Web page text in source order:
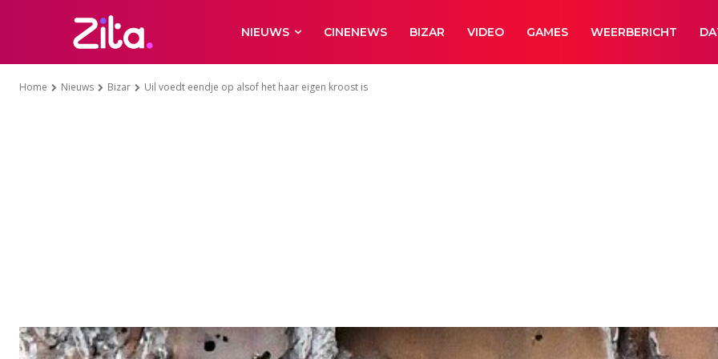
NIEUWS CINENEWS BIZAR VIDEO GAMES WEERBERICHT
Home Nieuws Bizar Uil voedt eendje op alsof het haar eigen kroost is